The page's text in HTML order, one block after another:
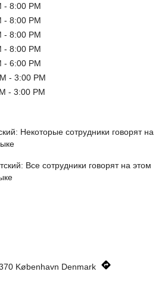
- 8:00 PM
- 8:00 PM
- 8:00 PM
- 8:00 PM
- 6:00 PM
- 3:00 PM
- 3:00 PM
Некоторые сотрудники говорят на
Все сотрудники говорят на этом
København Denmark